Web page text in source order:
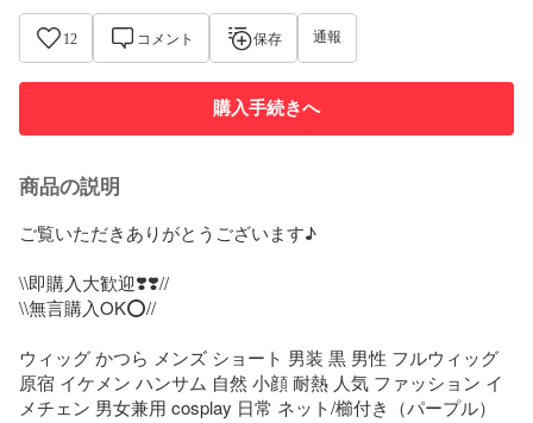
12 コメント 保存 通報
購入手続きへ
商品の説明
ご覧いただきありがとうございます♪
\\即購入大歓迎❣️❣️//
\\無言購入OK⭕️//
ウィッグ かつら メンズ ショート 男装 黒 男性 フルウィッグ
原宿 イケメン ハンサム 自然 小顔 耐熱 人気 ファッション イ
メチェン 男女兼用 cosplay 日常 ネット/櫛付き（パープル）